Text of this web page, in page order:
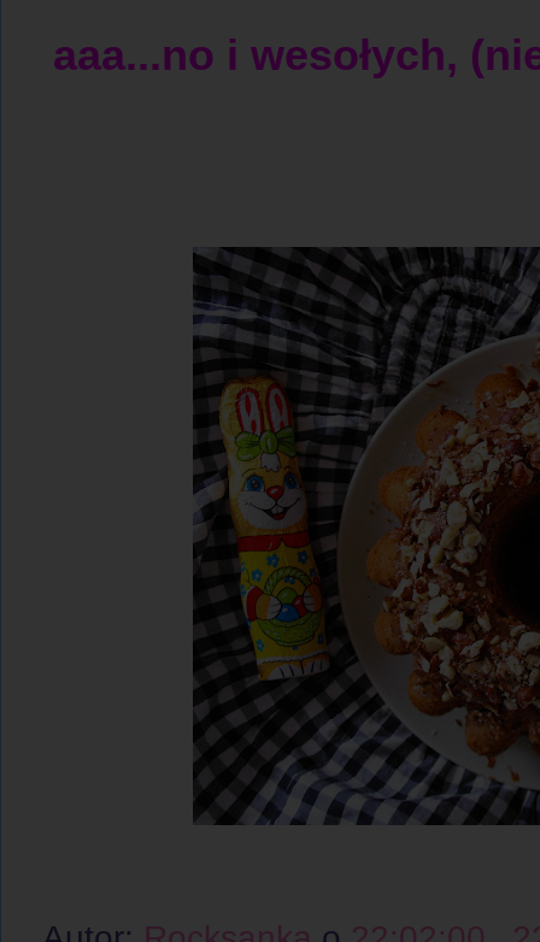
aaa...no i wesołych,